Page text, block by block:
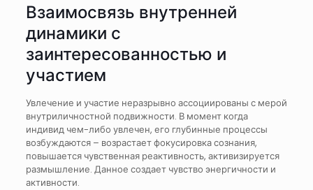
Взаимосвязь внутренней
динамики с
заинтересованностью и
участием
Увлечение и участие неразрывно ассоциированы с мерой
внутриличностной подвижности. В момент когда
индивид чем-либо увлечен, его глубинные процессы
возбуждаются – возрастает фокусировка сознания,
повышается чувственная реактивность, активизируется
размышление. Данное создает чувство энергичности и
активности.